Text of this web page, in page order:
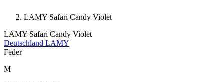
LAMY Safari Candy Violet
LAMY Safari Candy Violet
Deutschland LAMY
Feder
M